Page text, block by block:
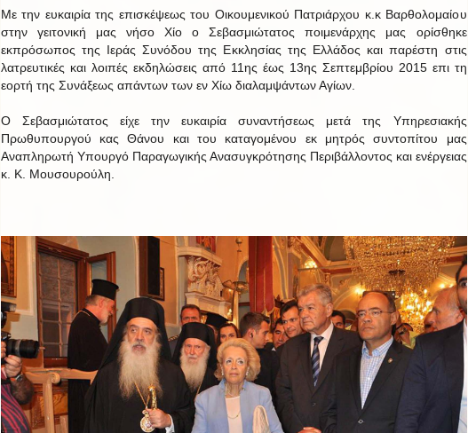
Με την ευκαιρία της επισκέψεως του Οικουμενικού Πατριάρχου κ.κ Βαρθολομαίου
στην γειτονική μας νήσο Χίο ο Σεβασμιώτατος ποιμενάρχης μας ορίσθηκε
εκπρόσωπος της Ιεράς Συνόδου της Εκκλησίας της Ελλάδος και παρέστη στις
λατρευτικές και λοιπές εκδηλώσεις από 11ης έως 13ης Σεπτεμβρίου 2015 επι τη
εορτή της Συνάξεως απάντων των εν Χίω διαλαμψάντων Αγίων.
O Σεβασμιώτατος είχε την ευκαιρία συναντήσεως μετά της Υπηρεσιακής
Πρωθυπουργού κας Θάνου και του καταγομένου εκ μητρός συντοπίτου μας
Αναπληρωτή Υπουργό Παραγωγικής Ανασυγκρότησης Περιβάλλοντος και ενέργειας
κ. Κ. Μουσουρούλη.